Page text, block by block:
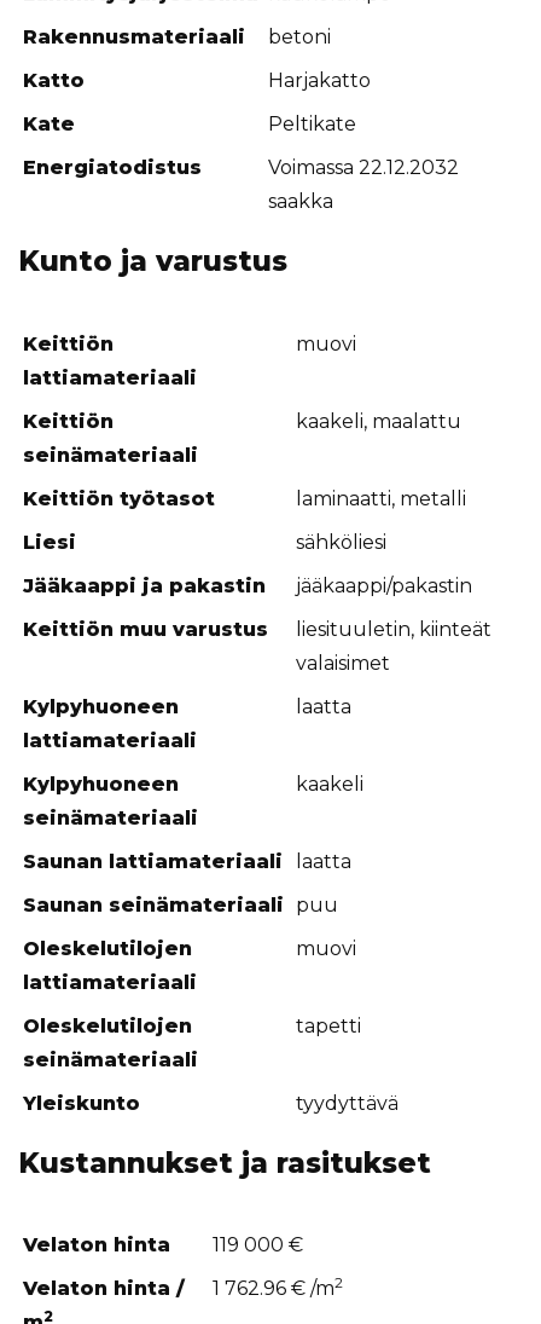
Rakennusmateriaali
betoni
Katto
Harjakatto
Kate
Peltikate
Energiatodistus
Voimassa 22.12.2032
saakka
Kunto ja varustus
Keittiön
lattiamateriaali
muovi
Keittiön
seinämateriaali
kaakeli, maalattu
Keittiön työtasot
laminaatti, metalli
Liesi
sähköliesi
Jääkaappi ja pakastin
jääkaappi/pakastin
Keittiön muu varustus
liesituuletin, kiinteät
valaisimet
Kylpyhuoneen
lattiamateriaali
laatta
Kylpyhuoneen
seinämateriaali
kaakeli
Saunan lattiamateriaali
laatta
Saunan seinämateriaali
puu
Oleskelutilojen
lattiamateriaali
muovi
Oleskelutilojen
seinämateriaali
tapetti
Yleiskunto tyydyttävä
Kustannukset ja rasitukset
Velaton hinta
119 000 €
Velaton hinta /
2
1 762.96 € /m2